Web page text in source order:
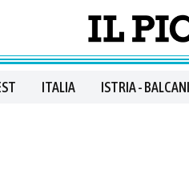
ITALIA ISTRIA - BALCANI